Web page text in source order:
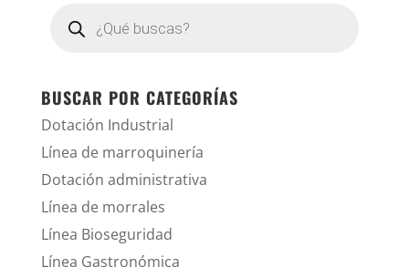
productos
BUSCAR POR CATEGORÍAS
Dotación Industrial
Línea de marroquinería
Dotación administrativa
Línea de morrales
Línea Bioseguridad
Línea Gastronómica